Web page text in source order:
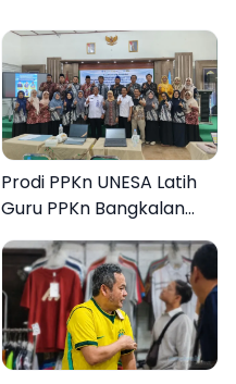
Prodi PPKn UNESA Latih
Guru PPKn Bangkalan
dengan Pembelajaran
Inovasi Teknologi